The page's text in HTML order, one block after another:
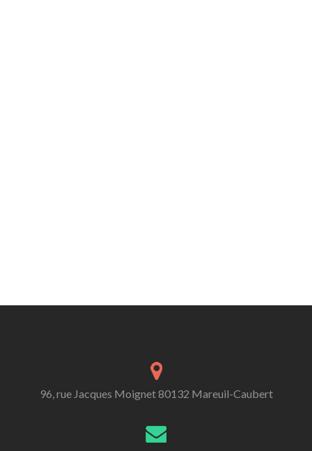
96, rue Jacques Moignet 80132 Mareuil-Caubert